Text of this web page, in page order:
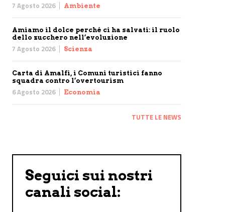
7 Agosto 2026 Ambiente
Amiamo il dolce perché ci ha salvati: il ruolo
dello zucchero nell’evoluzione
7 Agosto 2026 Scienza
Carta di Amalfi, i Comuni turistici fanno
squadra contro l’overtourism
6 Agosto 2026 Economia
TUTTE LE NEWS
Seguici sui nostri
canali social: